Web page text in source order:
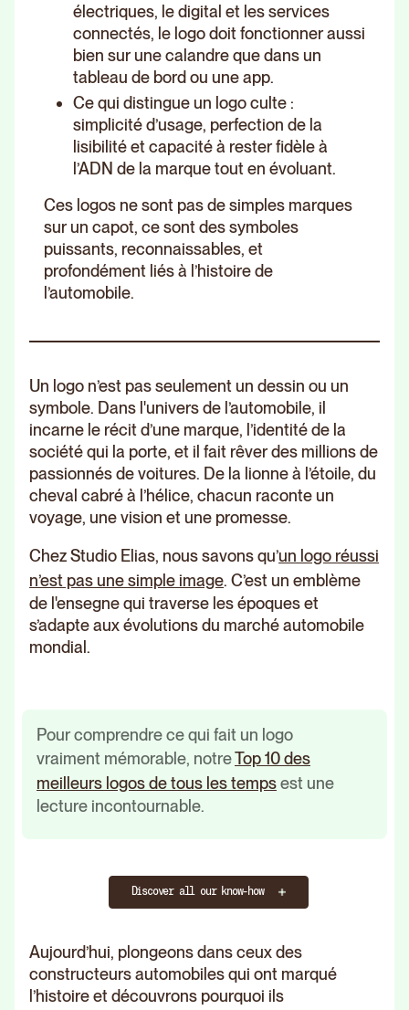
électriques, le digital et les services
connectés, le logo doit fonctionner aussi
bien sur une calandre que dans un
tableau de bord ou une app.
Ce qui distingue un logo culte :
simplicité d’usage, perfection de la
lisibilité et capacité à rester fidèle à
l’ADN de la marque tout en évoluant.
Ces logos ne sont pas de simples marques
sur un capot, ce sont des symboles
puissants, reconnaissables, et
profondément liés à l’histoire de
l’automobile.
Un logo n’est pas seulement un dessin ou un
symbole. Dans l'univers de l’automobile, il
incarne le récit d’une marque, l’identité de la
société qui la porte, et il fait rêver des millions de
passionnés de voitures. De la lionne à l’étoile, du
cheval cabré à l’hélice, chacun raconte un
voyage, une vision et une promesse.
Chez Studio Elias, nous savons qu’un logo réussi
n’est pas une simple image. C’est un emblème
de l'ensegne qui traverse les époques et
s’adapte aux évolutions du marché automobile
mondial.
Pour comprendre ce qui fait un logo
vraiment mémorable, notreTop 10 des
meilleurs logos de tous les tempsest une
lecture incontournable.
Discover all our know-how
Aujourd’hui, plongeons dans ceux des
constructeurs automobiles qui ont marqué
l’histoire et découvrons pourquoi ils